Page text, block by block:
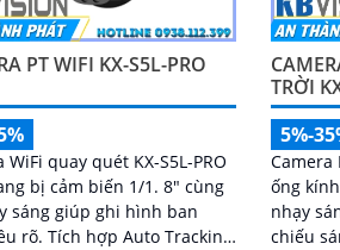
PT WIFI KX-S5L-PRO
WiFi quay quét KX-S5L-PRO
bị cảm biến 1/1. 8" cùng
sáng giúp ghi hình ban
Tracking,
TRỜI
5%-
Camera
ống
nhạy
chiếu